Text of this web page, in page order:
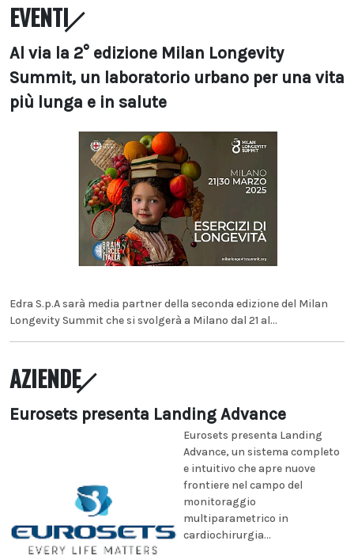
EVENTI
Al via la 2° edizione Milan Longevity
Summit, un laboratorio urbano per una vita
più lunga e in salute
Edra S.p.A sarà media partner della seconda edizione del Milan
Longevity Summit che si svolgerà a Milano dal 21 al...
AZIENDE
Eurosets presenta Landing Advance
Eurosets presenta Landing
Advance, un sistema completo
e intuitivo che apre nuove
frontiere nel campo del
monitoraggio
multiparametrico in
cardiochirurgia...